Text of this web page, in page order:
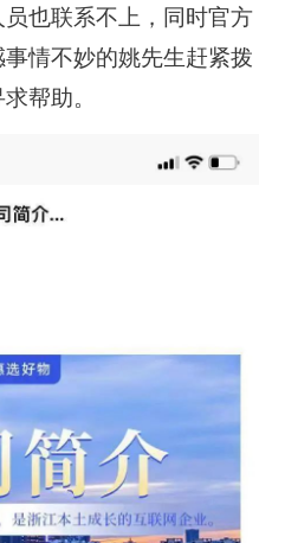
也联系不上，同时官方
事情不妙的姚先生赶紧拨
帮助。